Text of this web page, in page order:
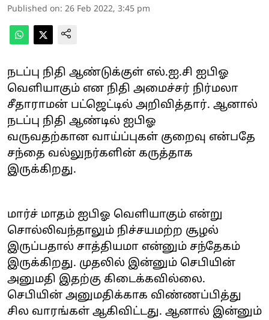
Published on: 26 Feb 2022, 3:45 pm
நடப்பு நிதி ஆண்டுக்குள் எல்.ஐ.சி ஐபிஓ
வெளியாகும் என நிதி அமைச்சர் நிர்மலா
சீதாராமன் பட்ஜெட்டில் அறிவித்தார். ஆனால்
நடப்பு நிதி ஆண்டில் ஐபிஓ
வருவதற்கான வாய்ப்புகள் குறைவு என்பதே
சந்தை வல்லுநர்களின் கருத்தாக
இருக்கிறது.
மார்ச் மாதம் ஐபிஓ வெளியாகும் என்று
சொல்லிவந்தாலும் நிச்சயமற்ற சூழல்
இருப்பதால் சாத்தியமா என்னும் சந்தேகம்
இருக்கிறது. முதலில் இன்னும் செபியின்
அனுமதி இதற்கு கிடைக்கவில்லை.
செபியின் அனுமதிக்காக விண்ணப்பித்து
சில வாரங்கள் ஆகிவிட்டது. ஆனால் இன்னும்